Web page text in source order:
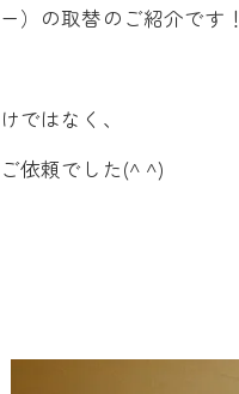
）の取替のご紹介です！
ではなく、
依頼でした(^ ^)